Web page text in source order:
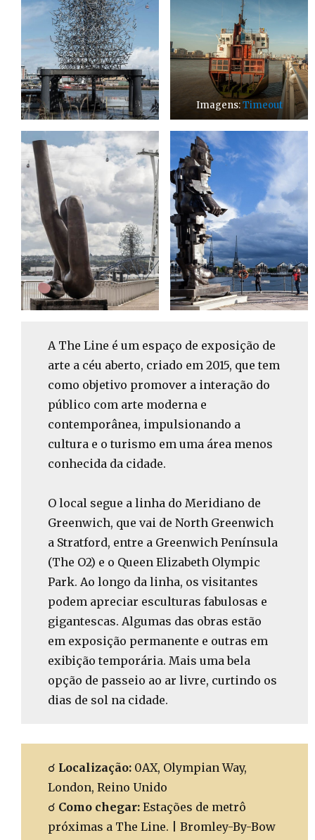
Imagens:Timeout
A The Line é um espaço de exposição de
arte a céu aberto, criado em 2015, que tem
como objetivo promover a interação do
público com arte moderna e
contemporânea, impulsionando a
cultura e o turismo em uma área menos
conhecida da cidade.
O local segue a linha do Meridiano de
Greenwich, que vai de North Greenwich
a Stratford, entre a Greenwich Península
(The O2) e o Queen Elizabeth Olympic
Park. Ao longo da linha, os visitantes
podem apreciar esculturas fabulosas e
gigantescas. Algumas das obras estão
em exposição permanente e outras em
exibição temporária. Mais uma bela
opção de passeio ao ar livre, curtindo os
dias de sol na cidade.
☌ Localização: 0AX, Olympian Way,
London, Reino Unido
☌ Como chegar: Estações de metrô
próximas a The Line. | Bromley-By-Bow